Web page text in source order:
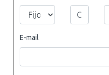
E-mail